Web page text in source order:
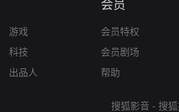
游戏
科技
出品人
会员
会员特权
会员剧场
帮助
搜狐影音 - 搜